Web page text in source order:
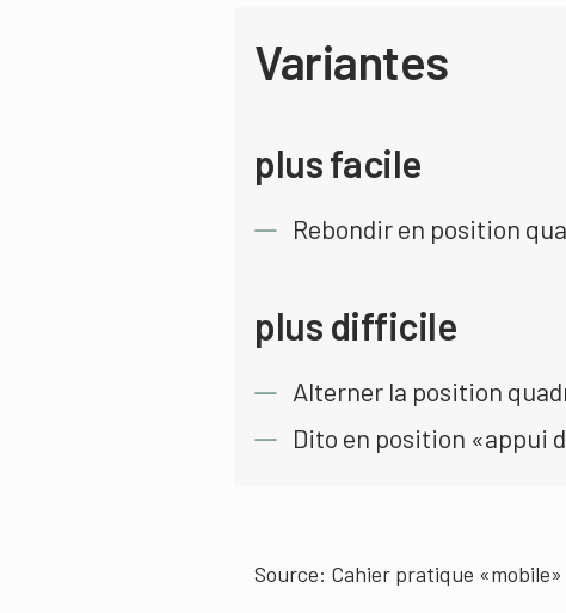
Variantes
plus facile
Rebondir en position
plus difficile
Alterner la position
Dito en position «appui
Source: Cahier pratique